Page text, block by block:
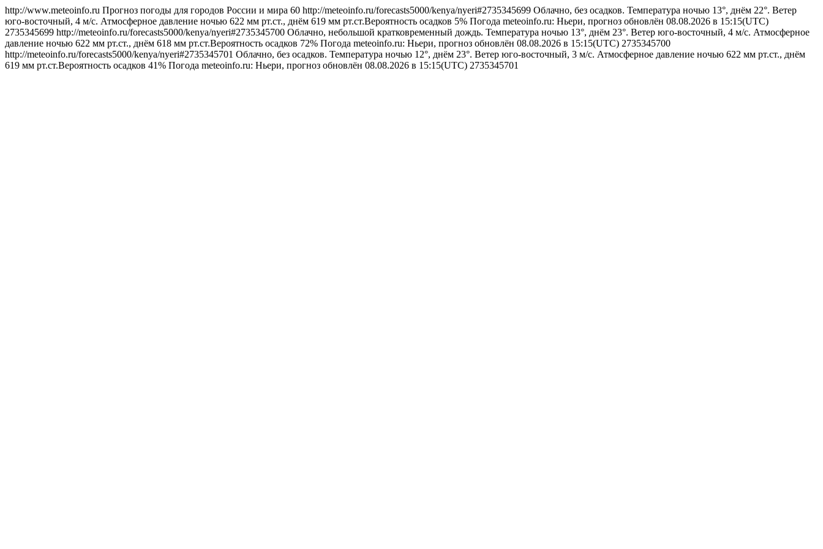
http://www.meteoinfo.ru Прогноз погоды для городов России и мира 60 http://meteoinfo.ru/forecasts5000/kenya/nyeri#2735345699 Облачно, без осадков. Температура ночью 13°, днём 22°. Ветер
юго-восточный, 4 м/с. Атмосферное давление ночью 622 мм рт.ст., днём 619 мм рт.ст.Вероятность осадков 5% Погода meteoinfo.ru: Ньери, прогноз обновлён 08.08.2026 в 15:15(UTC)
2735345699 http://meteoinfo.ru/forecasts5000/kenya/nyeri#2735345700 Облачно, небольшой кратковременный дождь. Температура ночью 13°, днём 23°. Ветер юго-восточный, 4 м/с. Атмосферное
давление ночью 622 мм рт.ст., днём 618 мм рт.ст.Вероятность осадков 72% Погода meteoinfo.ru: Ньери, прогноз обновлён 08.08.2026 в 15:15(UTC) 2735345700
http://meteoinfo.ru/forecasts5000/kenya/nyeri#2735345701 Облачно, без осадков. Температура ночью 12°, днём 23°. Ветер юго-восточный, 3 м/с. Атмосферное давление ночью 622 мм рт.ст., днём
619 мм рт.ст.Вероятность осадков 41% Погода meteoinfo.ru: Ньери, прогноз обновлён 08.08.2026 в 15:15(UTC) 2735345701